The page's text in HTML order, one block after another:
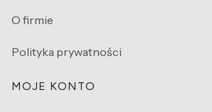
O firmie
Polityka prywatności
MOJE KONTO